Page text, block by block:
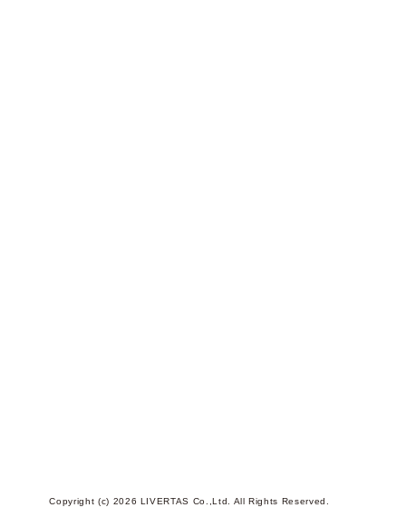
Copyright (c) 2026 LIVERTAS Co.,Ltd. All Rights Reserved.